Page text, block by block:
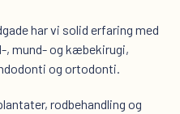
har vi solid erfaring med
, mund- og kæbekirugi,
og ortodonti.
rodbehandling og